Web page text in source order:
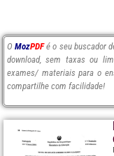
OMozPDF é o seu buscador
download, sem taxas ou
exames/ materiais para o
compartilhe com facilidade!